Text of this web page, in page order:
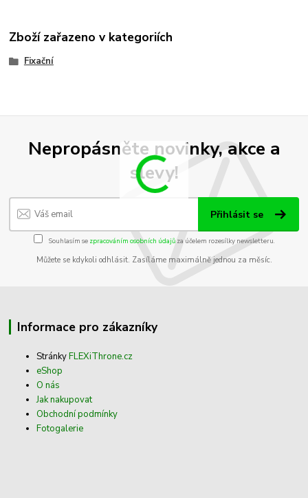
Zboží zařazeno v kategoriích
Fixační
Nepropásněte novinky, akce a
slevy!
Přihlásit se
Souhlasím se zpracováním osobních údajůza účelem rozesílky newsletteru.
Můžete se kdykoli odhlásit. Zasíláme maximálně jednou za měsíc.
Informace pro zákazníky
StránkyFLEXiThrone.cz
eShop
O nás
Jak nakupovat
Obchodní podmínky
Fotogalerie